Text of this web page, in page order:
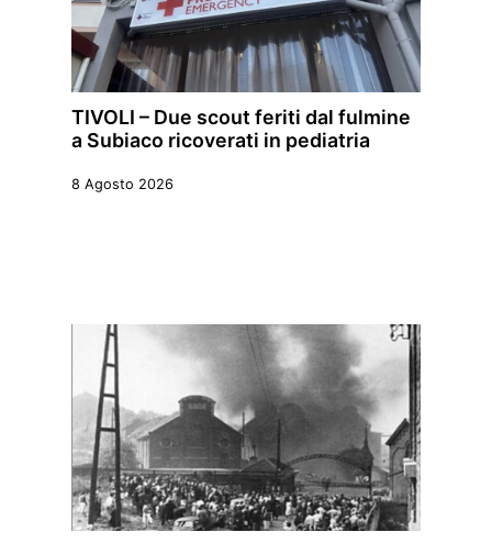
TIVOLI – Due scout feriti dal fulmine
a Subiaco ricoverati in pediatria
8 Agosto 2026